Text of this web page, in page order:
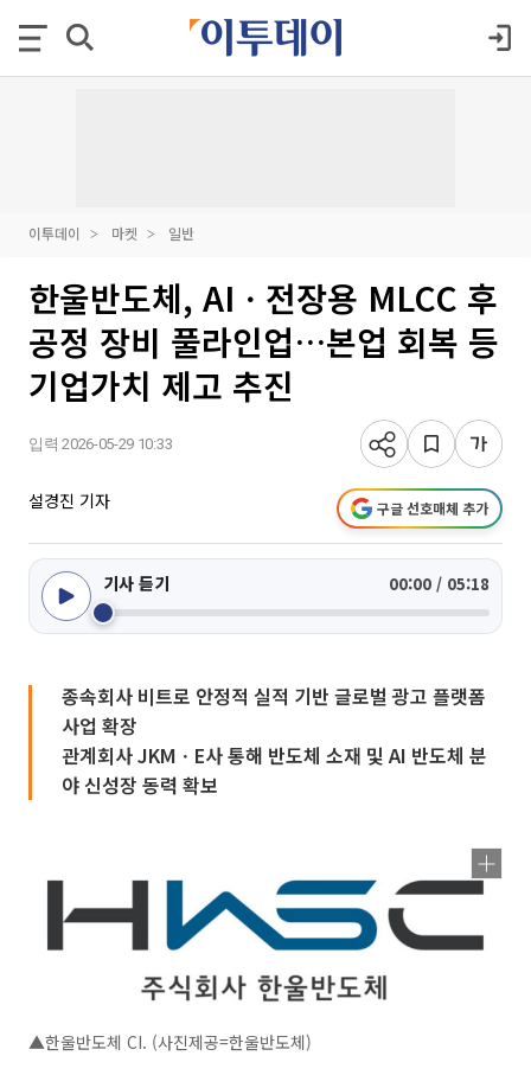
이투데이 마켓 일반
한울반도체, AIㆍ전장용 MLCC 후
공정 장비 풀라인업…본업 회복 등
기업가치 제고 추진
입력 2026-05-29 10:33
설경진 기자 구글 선호매체 추가
기사 듣기 00:00 / 05:18
종속회사 비트로 안정적 실적 기반 글로벌 광고 플랫폼
사업 확장
관계회사 JKMㆍE사 통해 반도체 소재 및 AI 반도체 분
야 신성장 동력 확보
▲한울반도체 CI. (사진제공=한울반도체)